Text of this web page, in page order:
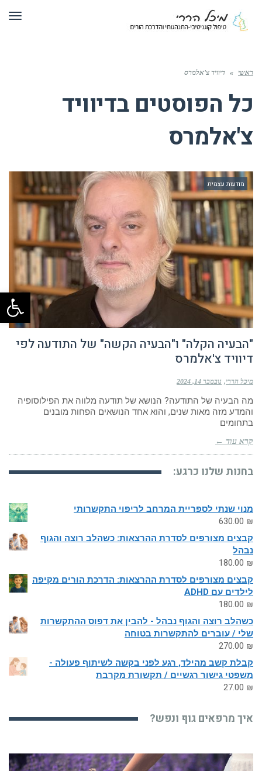
ראשי » דיוויד צ'אלמרס
כל הפוסטים בדיוויד
צ'אלמרס
מודעות עצמית
"הבעיה הקלה" ו"הבעיה הקשה" של התודעה לפי
דיוויד צ'אלמרס
מיכל הררי נובמבר 14, 2024
מה הבעיה של התודעה? הנושא של תודעה מלווה את הפילוסופיה
והמדע מזה מאות שנים, והוא אחד הנושאים הפחות מובנים
בתחומים
קרא עוד ←
בחנות שלנו כרגע:
מנוי שנתי לספריית המרחב לריפוי התקשרותי
630.00 ₪
קבצים מצורפים לסדרת ההרצאות: כשהלב רוצה והגוף
נבהל
180.00 ₪
קבצים מצורפים לסדרת ההרצאות: הדרכת הורים מקיפה
לילדים עם ADHD
180.00 ₪
כשהלב רוצה והגוף נבהל - להבין את דפוס ההתקשרות
שלי / עוברים להתקשרות בטוחה
270.00 ₪
קבלת קשב מהילד, רגע לפני בקשה לשיתוף פעולה -
משפטי גישור רגשיים / תקשורת מקרבת
27.00 ₪
איך מרפאים גוף ונפש?